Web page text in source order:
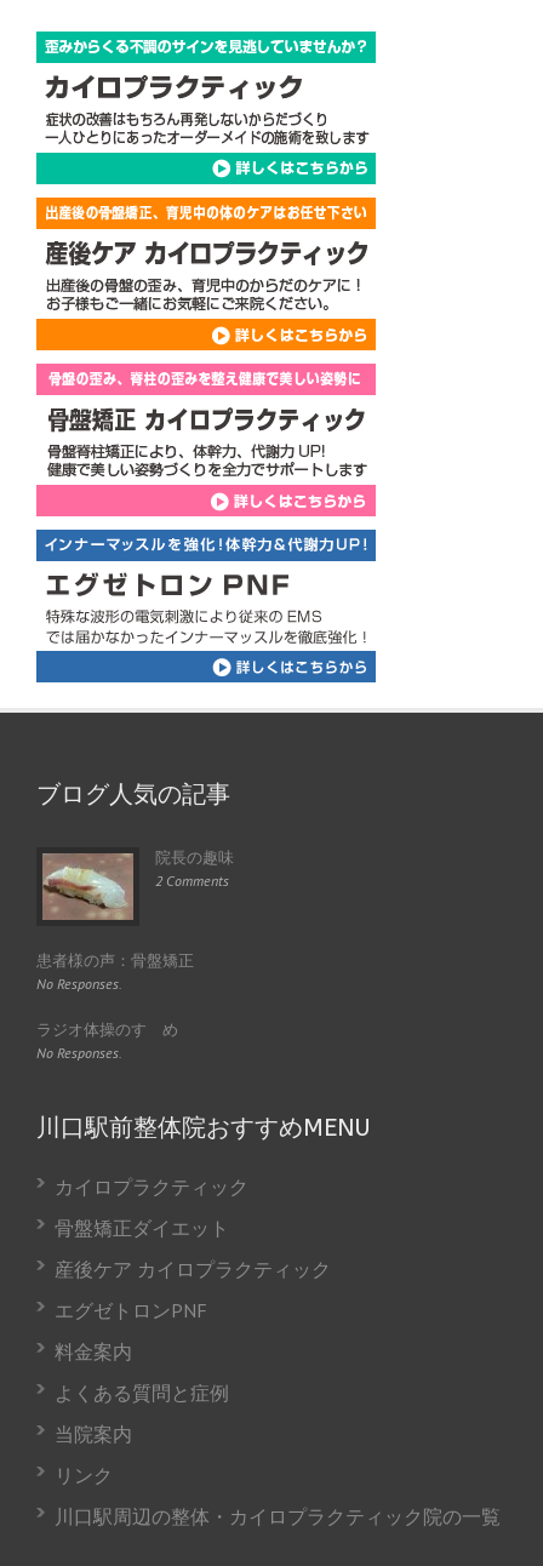
ブログ人気の記事
院長の趣味
2 Comments
患者様の声：骨盤矯正
No Responses.
ラジオ体操のすゝめ
No Responses.
川口駅前整体院おすすめMENU
カイロプラクティック
骨盤矯正ダイエット
産後ケア カイロプラクティック
エグゼトロンPNF
料金案内
よくある質問と症例
当院案内
リンク
川口駅周辺の整体・カイロプラクティック院の一覧